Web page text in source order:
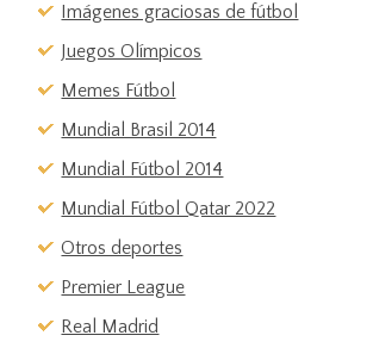
Imágenes graciosas de fútbol
Juegos Olímpicos
Memes Fútbol
Mundial Brasil 2014
Mundial Fútbol 2014
Mundial Fútbol Qatar 2022
Otros deportes
Premier League
Real Madrid